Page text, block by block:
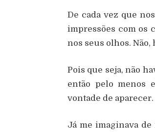
De cada vez que
impressões com os
nos seus olhos.
Pois que seja, não
então pelo menos
vontade de aparecer.
Já me imaginava